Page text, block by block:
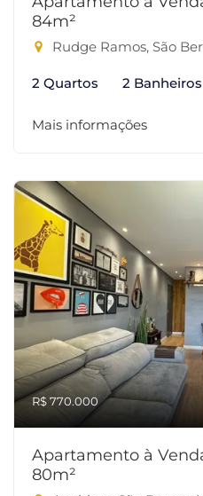
84m²
Rudge Ramos, São
2 Quartos 2 Banheiros
Mais informações
R$ 770.000
Apartamento à
80m²